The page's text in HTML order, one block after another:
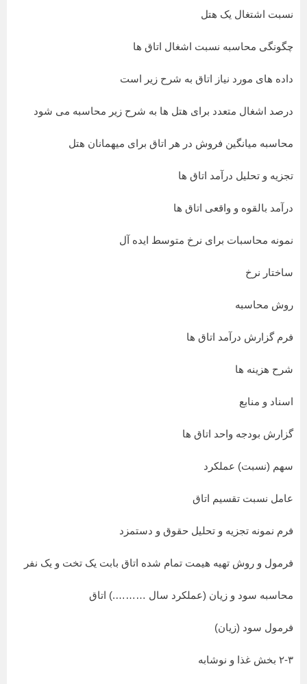
نسبت اشتغال یک هتل
چگونگی محاسبه نسبت اشغال اتاق ها
داده های مورد نیاز اتاق به شرح زیر است
درصد اشغال متعدد برای هتل ها به شرح زیر محاسبه می شود
محاسبه میانگین فروش در هر اتاق برای میهمانان هتل
تجزیه و تحلیل درآمد اتاق ها
درآمد بالقوه و واقعی اتاق ها
نمونه محاسبات برای نرخ متوسط ایده آل
ساختار نرخ
روش محاسبه
فرم گزارش درآمد اتاق ها
شرح هزینه ها
اسناد و منابع
گزارش بودجه واحد اتاق ها
سهم (نسبت) عملکرد
عامل نسبت تقسیم اتاق
فرم نمونه تجزیه و تحلیل حقوق و دستمزد
فرمول و روش تهیه هیمت تمام شده اتاق بابت یک تخت و یک نفر
محاسبه سود و زیان (عملکرد سال ……….) اتاق
فرمول سود (زیان)
۲-۳ بخش غذا و نوشابه